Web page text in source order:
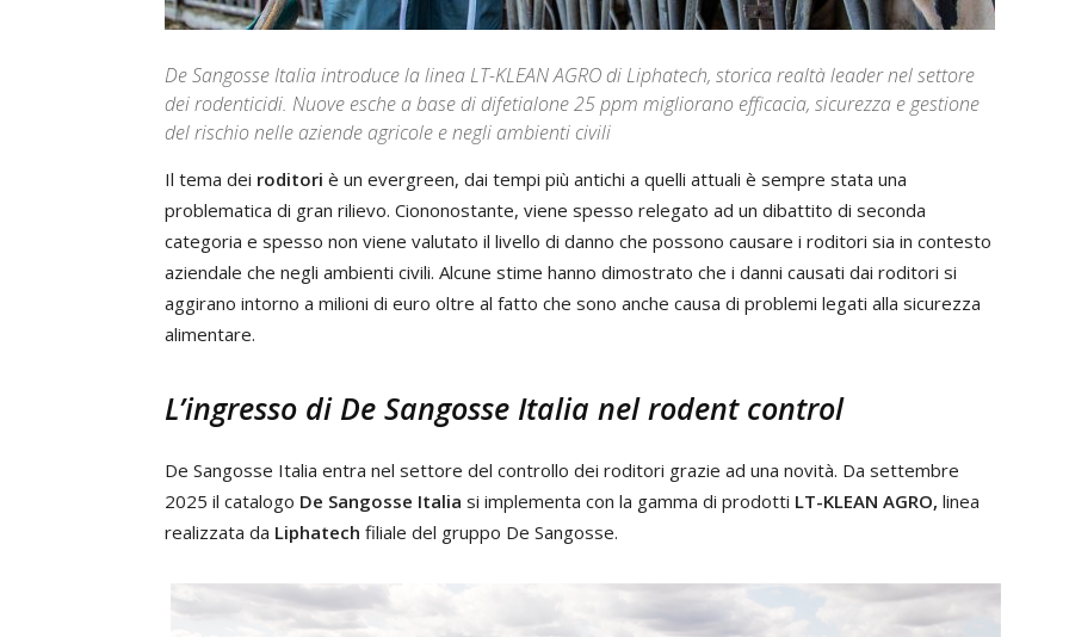
De Sangosse Italia introduce la linea LT-KLEAN AGRO di Liphatech, storica realtà leader nel settore
dei rodenticidi. Nuove esche a base di difetialone 25 ppm migliorano efficacia, sicurezza e gestione
del rischio nelle aziende agricole e negli ambienti civili
Il tema dei roditori è un evergreen, dai tempi più antichi a quelli attuali è sempre stata una
problematica di gran rilievo. Ciononostante, viene spesso relegato ad un dibattito di seconda
categoria e spesso non viene valutato il livello di danno che possono causare i roditori sia in contesto
aziendale che negli ambienti civili. Alcune stime hanno dimostrato che i danni causati dai roditori si
aggirano intorno a milioni di euro oltre al fatto che sono anche causa di problemi legati alla sicurezza
alimentare.
L’ingresso di De Sangosse Italia nel rodent control
De Sangosse Italia entra nel settore del controllo dei roditori grazie ad una novità. Da settembre
2025 il catalogo De Sangosse Italia si implementa con la gamma di prodotti LT-KLEAN AGRO, linea
realizzata da Liphatech filiale del gruppo De Sangosse.